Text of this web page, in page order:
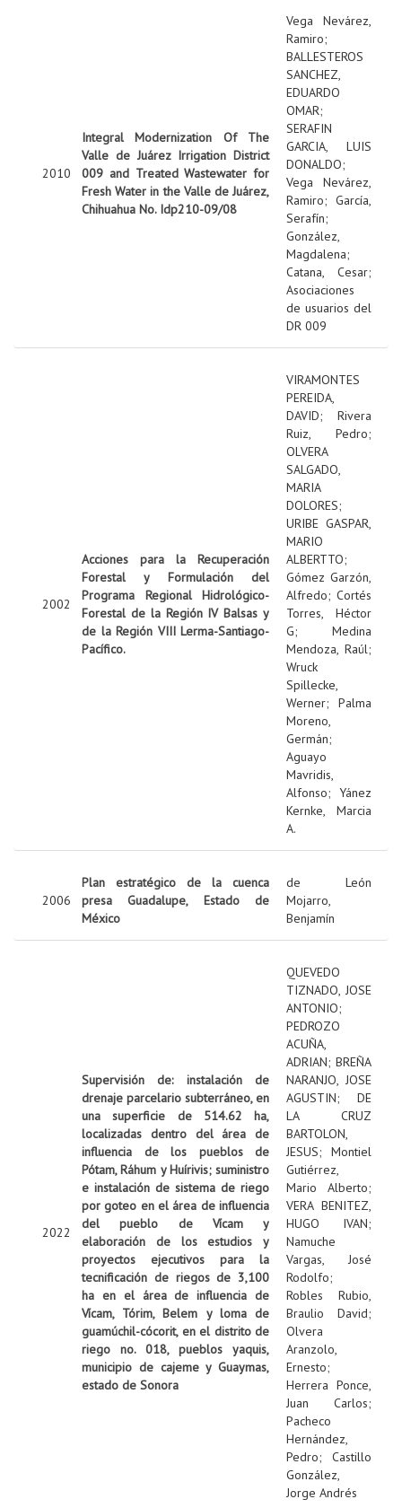
2010
Integral Modernization Of The
Valle de Juárez Irrigation District
009 and Treated Wastewater for
Fresh Water in the Valle de Juárez,
Chihuahua No. Idp210-09/08
Vega Nevárez,
Ramiro;
BALLESTEROS
SANCHEZ,
EDUARDO
OMAR;
SERAFIN
GARCIA, LUIS
DONALDO;
Vega Nevárez,
Ramiro; García,
Serafín;
González,
Magdalena;
Catana, Cesar;
Asociaciones
de usuarios del
DR 009
2002
Acciones para la Recuperación
Forestal y Formulación del
Programa Regional Hidrológico-
Forestal de la Región IV Balsas y
de la Región VIII Lerma-Santiago-
Pacífico.
VIRAMONTES
PEREIDA,
DAVID; Rivera
Ruiz, Pedro;
OLVERA
SALGADO,
MARIA
DOLORES;
URIBE GASPAR,
MARIO
ALBERTTO;
Gómez Garzón,
Alfredo; Cortés
Torres, Héctor
G; Medina
Mendoza, Raúl;
Wruck
Spillecke,
Werner; Palma
Moreno,
Germán;
Aguayo
Mavridis,
Alfonso; Yánez
Kernke, Marcia
A.
2006
Plan estratégico de la cuenca
presa Guadalupe, Estado de
México
de León
Mojarro,
Benjamín
2022
Supervisión de: instalación de
drenaje parcelario subterráneo, en
una superficie de 514.62 ha,
localizadas dentro del área de
influencia de los pueblos de
Pótam, Ráhum y Huírivis; suministro
e instalación de sistema de riego
por goteo en el área de influencia
del pueblo de Vícam y
elaboración de los estudios y
proyectos ejecutivos para la
tecnificación de riegos de 3,100
ha en el área de influencia de
Vícam, Tórim, Belem y loma de
guamúchil-cócorit, en el distrito de
riego no. 018, pueblos yaquis,
municipio de cajeme y Guaymas,
estado de Sonora
QUEVEDO
TIZNADO, JOSE
ANTONIO;
PEDROZO
ACUÑA,
ADRIAN; BREÑA
NARANJO, JOSE
AGUSTIN; DE
LA CRUZ
BARTOLON,
JESUS; Montiel
Gutiérrez,
Mario Alberto;
VERA BENITEZ,
HUGO IVAN;
Namuche
Vargas, José
Rodolfo;
Robles Rubio,
Braulio David;
Olvera
Aranzolo,
Ernesto;
Herrera Ponce,
Juan Carlos;
Pacheco
Hernández,
Pedro; Castillo
González,
Jorge Andrés